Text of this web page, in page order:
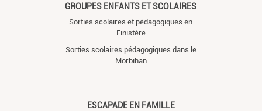
GROUPES ENFANTS ET SCOLAIRES
Sorties scolaires et pédagogiques en
Finistère
Sorties scolaires pédagogiques dans le
Morbihan
ESCAPADE EN FAMILLE